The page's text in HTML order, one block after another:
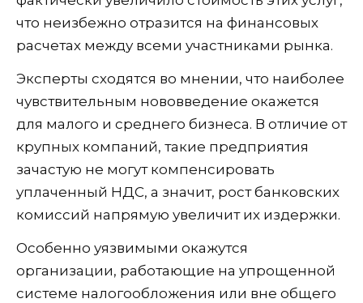
что неизбежно отразится на финансовых
расчетах между всеми участниками рынка.
Эксперты сходятся во мнении, что наиболее
чувствительным нововведение окажется
для малого и среднего бизнеса. В отличие от
крупных компаний, такие предприятия
зачастую не могут компенсировать
уплаченный НДС, а значит, рост банковских
комиссий напрямую увеличит их издержки.
Особенно уязвимыми окажутся
организации, работающие на упрощенной
системе налогообложения или вне общего